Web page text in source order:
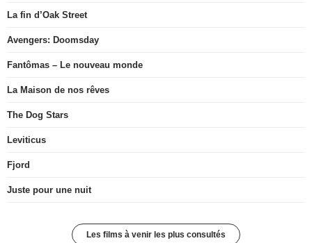
La fin d’Oak Street
Avengers: Doomsday
Fantômas – Le nouveau monde
La Maison de nos rêves
The Dog Stars
Leviticus
Fjord
Juste pour une nuit
Les films à venir les plus consultés